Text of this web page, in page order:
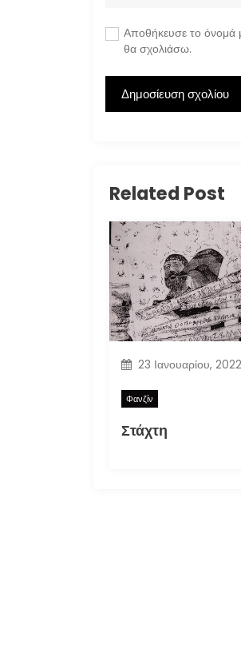
Αποθήκευσε το όνομά
θα σχολιάσω.
Related Post
23 Ιανουαρίου, 2022
Φανζίν
Στάχτη